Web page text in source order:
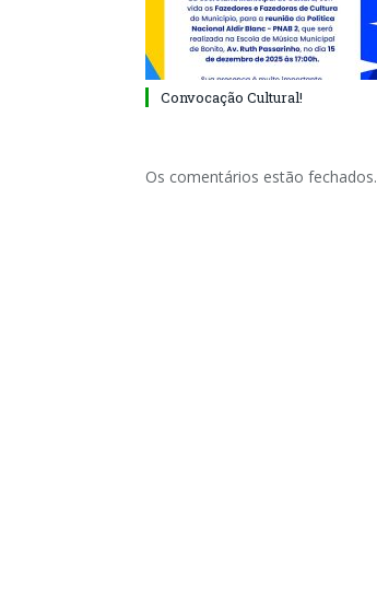
Convocação Cultural!
Os comentários estão fechados.